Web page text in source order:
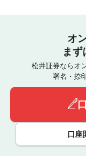
オ
ま
松井証券ならオ
署名・捺
口座